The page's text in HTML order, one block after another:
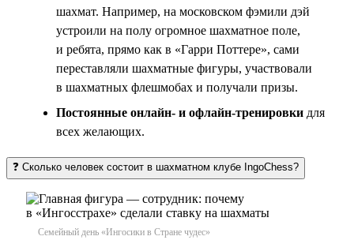
шахмат. Например, на московском фэмили дэй
устроили на полу огромное шахматное поле,
и ребята, прямо как в «Гарри Поттере», сами
переставляли шахматные фигуры, участвовали
в шахматных флешмобах и получали призы.
Постоянные онлайн- и офлайн-тренировки для
всех желающих.
❓ Сколько человек состоит в шахматном клубе IngoChess?
Семейный день «Ингосики в Стране чудес»